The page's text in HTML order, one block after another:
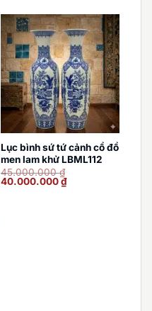
8.500.000 ₫.
Lục bình sứ tứ cảnh cổ đồ
men lam khử LBML112
45.000.000₫
Giá
40.000.000₫Giá
hiện